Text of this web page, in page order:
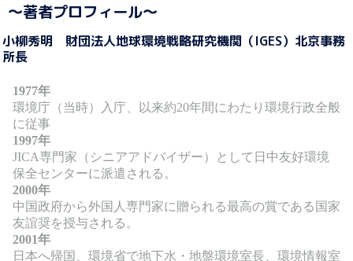
～著者プロフィール～
小柳秀明 財団法人地球環境戦略研究機関（IGES）北京事務
所長
1977年
環境庁（当時）入庁、以来約20年間にわたり環境行政全般
に従事
1997年
JICA専門家（シニアアドバイザー）として日中友好環境
保全センターに派遣される。
2000年
中国政府から外国人専門家に贈られる最高の賞である国家
友誼奨を授与される。
2001年
日本へ帰国、環境省で地下水・地盤環境室長、環境情報室